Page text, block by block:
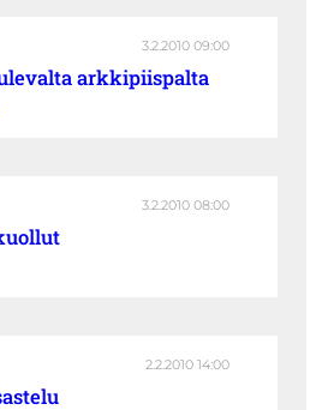
3.2.2010 09:00
arkkipiispalta
3.2.2010 08:00
2.2.2010 14:00